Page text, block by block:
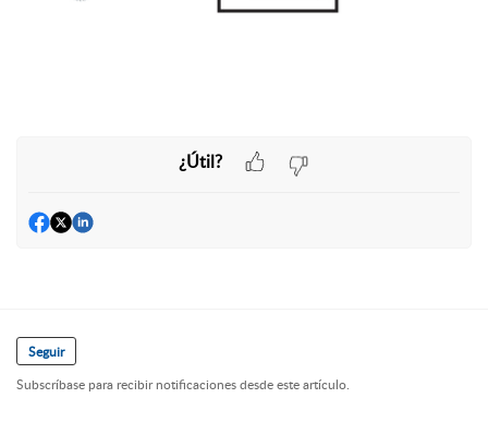
¿Útil?
Seguir
Subscríbase para recibir notificaciones desde este artículo.